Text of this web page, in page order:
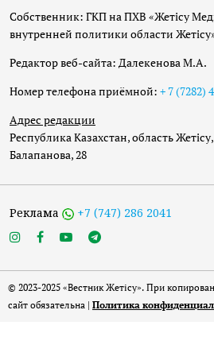
Собственник: ГКП на ПХВ «Жетісу
внутренней политики области
Редактор веб-сайта: Далекенова М.А.
Номер телефона приёмной: + 7 (7282)
Адрес редакции
Республика Казахстан, область
Балапанова, 28
Реклама +7 (747) 286 2041
© 2023-2025 «Вестник Жетісу». При
сайт обязательна | Политика